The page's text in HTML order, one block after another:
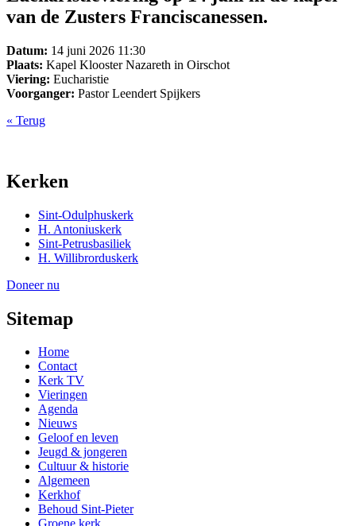
van de Zusters Franciscanessen.
Datum: 14 juni 2026 11:30
Plaats: Kapel Klooster Nazareth in Oirschot
Viering: Eucharistie
Voorganger: Pastor Leendert Spijkers
« Terug
Kerken
Sint-Odulphuskerk
H. Antoniuskerk
Sint-Petrusbasiliek
H. Willibrorduskerk
Doneer nu
Sitemap
Home
Contact
Kerk TV
Vieringen
Agenda
Nieuws
Geloof en leven
Jeugd & jongeren
Cultuur & historie
Algemeen
Kerkhof
Behoud Sint-Pieter